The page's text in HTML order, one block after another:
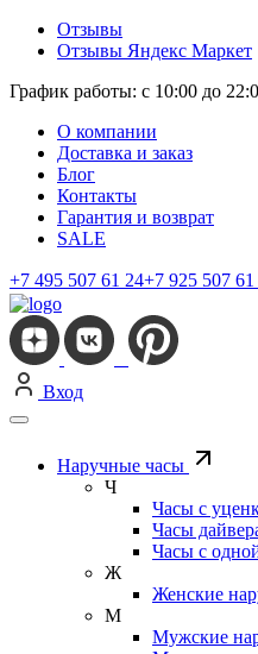
Отзывы
Отзывы Яндекс Маркет
График работы: с 10:00 до
О компании
Доставка и заказ
Блог
Контакты
Гарантия и возврат
SALE
+7 495 507 61 24+7 925 507 61
Вход
Наручные часы
Ч
Часы с
Часы
Часы с
Ж
Женские
М
Мужские